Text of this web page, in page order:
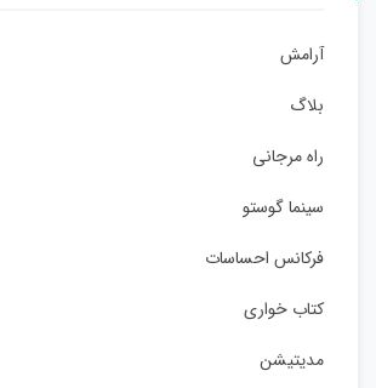
آرامش
بلاگ
راه مرجانی
سینما گوستو
فرکانس احساسات
کتاب خواری
مدیتیشن